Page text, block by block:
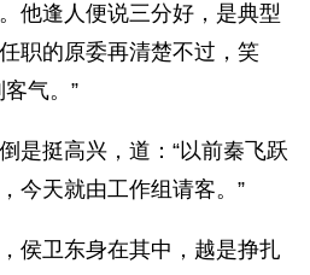
他逢人便说三分好，是典型
职的原委再清楚不过，笑
气。”
挺高兴，道：“以前秦飞跃
今天就由工作组请客。”
卫东身在其中，越是挣扎